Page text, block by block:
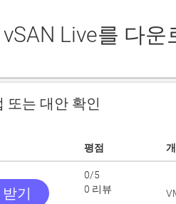
Live를 다운
또는 대안 확인
평점
기
0/5
0 리뷰